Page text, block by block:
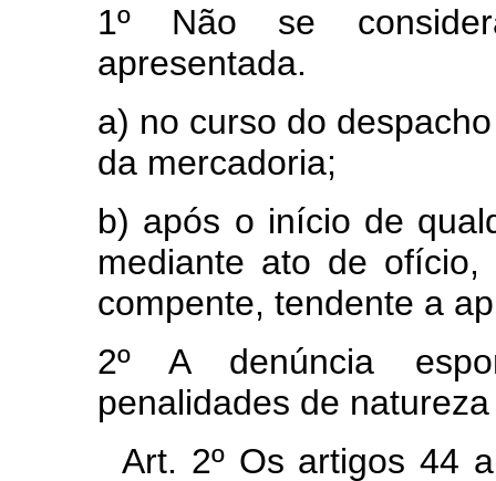
1º Não se
apresentada.
a) no curso do
da mercadoria;
b) após o início de
mediante ato de ofício,
compente, tendente a
2º A denúncia
penalidades de
Art. 2º Os artigos 44